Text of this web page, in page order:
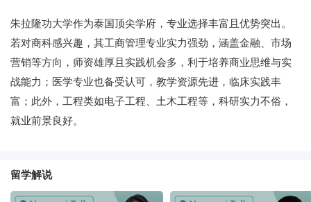
朱拉隆功大学作为泰国顶尖学府，专业选择丰富且优势突出。
若对商科感兴趣，其工商管理专业实力强劲，涵盖金融、市场
营销等方向，师资雄厚且实践机会多，利于培养商业思维与实
战能力；医学专业也备受认可，教学资源先进，临床实践丰
富；此外，工程类如电子工程、土木工程等，科研实力不俗，
就业前景良好。
留学解说